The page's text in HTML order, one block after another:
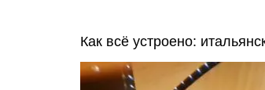
Как всё устроено:
View